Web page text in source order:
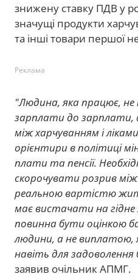
знижену ставку ПДВ у
значущі продукти
та інші товари першої
Реклама
"Людина, яка працює,
зарплати до зарплати,
між харчуванням і
орієнтири в політиці
плати та пенсії.
скорочувати розрив
реальною вартістю
має вистачати на
повинна бути оцінкою
людини, а не виплатою,
навіть для
заявив очільник АПМГ.